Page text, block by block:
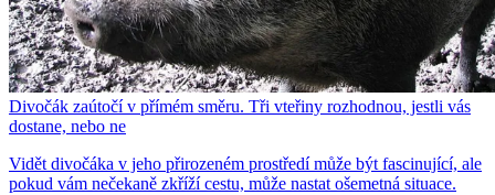
Divočák zaútočí v přímém směru. Tři vteřiny rozhodnou, jestli vás
dostane, nebo ne
Vidět divočáka v jeho přirozeném prostředí může být fascinující, ale
pokud vám nečekaně zkříží cestu, může nastat ošemetná situace.